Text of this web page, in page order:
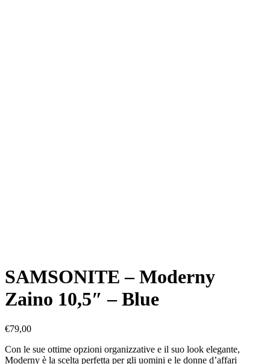
SAMSONITE – Moderny
Zaino 10,5″ – Blue
€79,00
Con le sue ottime opzioni organizzative e il suo look elegante,
Moderny è la scelta perfetta per gli uomini e le donne d’affari